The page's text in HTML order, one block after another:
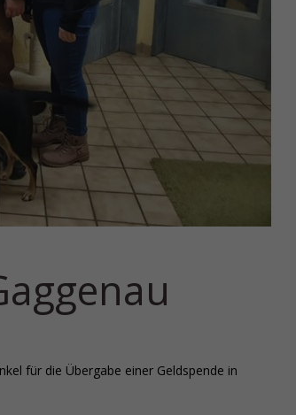
für die Übergabe einer Geldspende in